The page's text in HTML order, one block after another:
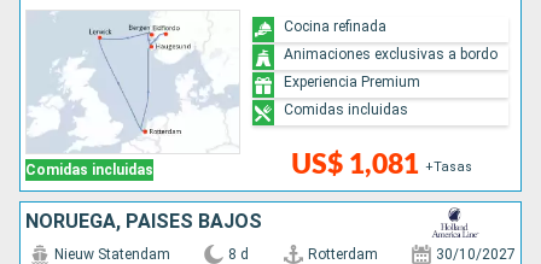
Comidas incluidas US$ 1,081 +Tasas
Cocina refinada
Animaciones exclusivas a bordo
Experiencia Premium
Comidas incluidas
NORUEGA, PAISES BAJOS
Nieuw Statendam 8 d Rotterdam 30/10/2027